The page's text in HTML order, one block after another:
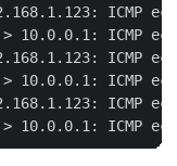
ICMP
> 10.0.0.1: ICMP
ICMP
> 10.0.0.1: ICMP
ICMP